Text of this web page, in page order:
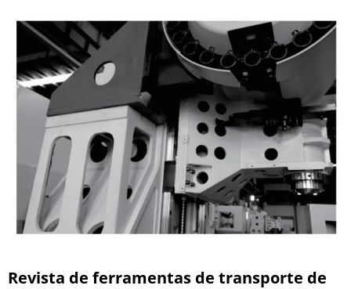
Revista de ferramentas de transporte de